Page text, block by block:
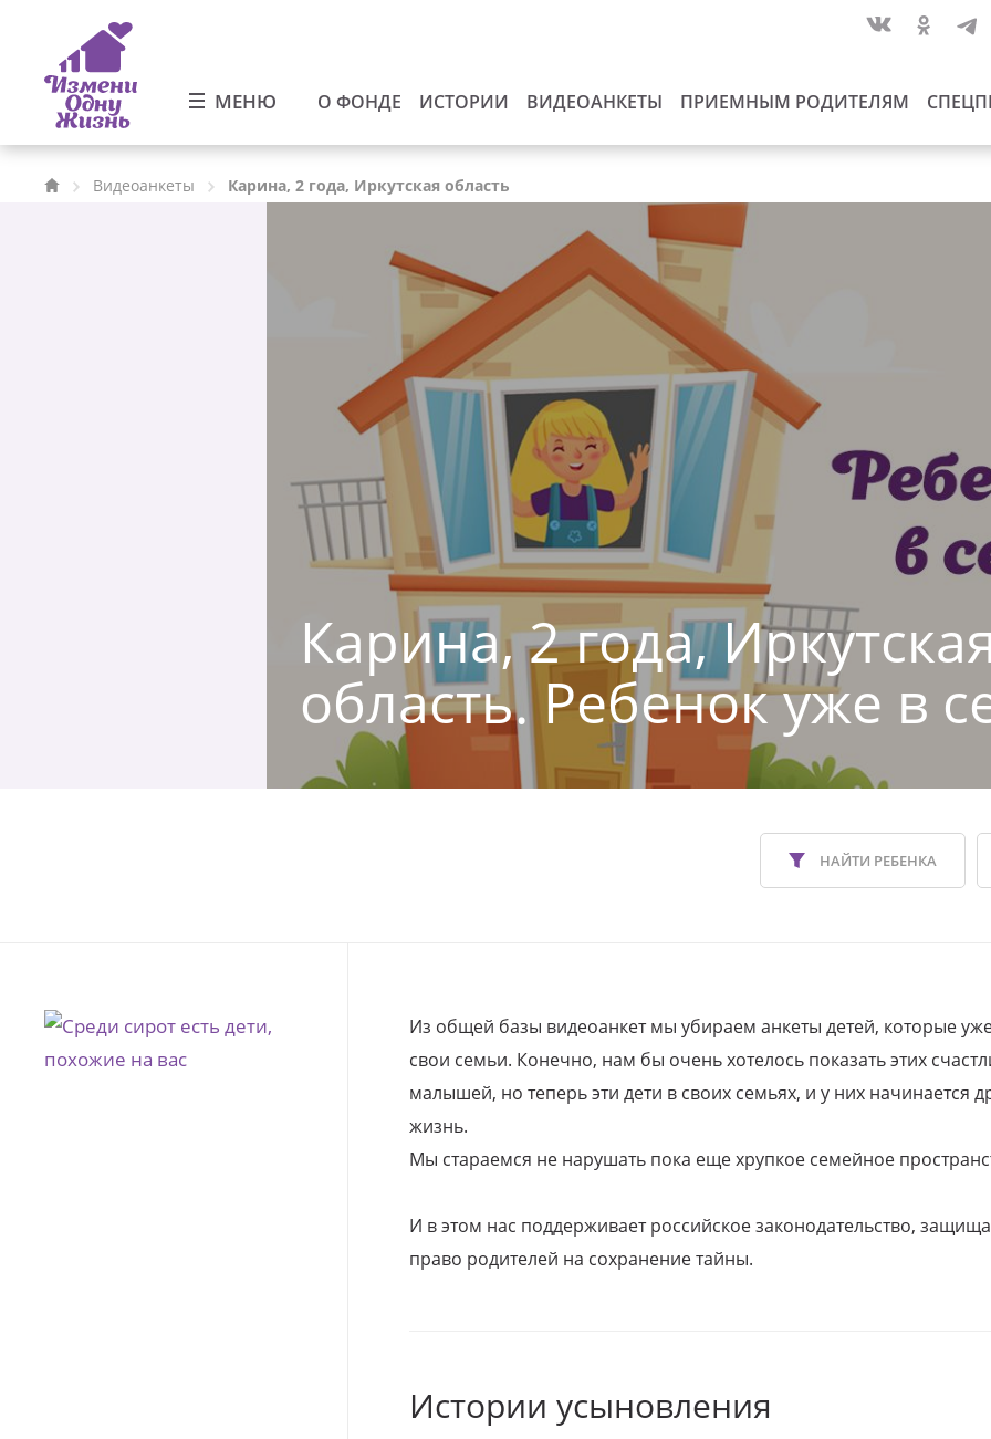
МЕНЮ О ФОНДЕ ИСТОРИИ ВИДЕОАНКЕТЫ ПРИЕМНЫМ РОДИТЕЛЯМ
Видеоанкеты Карина, 2 года, Иркутская область
Карина, 2 года,
область. Ребенок уже в
НАЙТИ РЕБЕНКА
Из общей базы видеоанкет мы убираем анкеты детей, которые
свои семьи. Конечно, нам бы очень хотелось показать этих
малышей, но теперь эти дети в своих семьях, и у них начинается
жизнь.
Мы стараемся не нарушать пока еще хрупкое семейное
И в этом нас поддерживает российское законодательство,
право родителей на сохранение тайны.
Истории усыновления